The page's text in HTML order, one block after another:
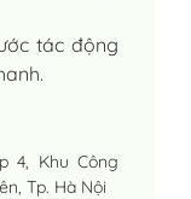
tác động
4, Khu Công
Tp. Hà Nội